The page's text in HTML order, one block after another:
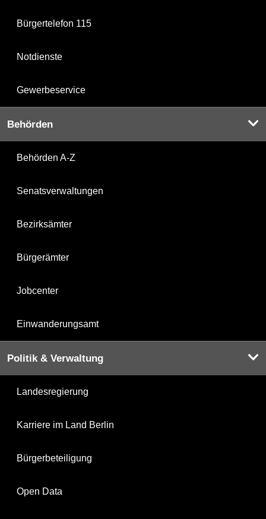
Bürgertelefon 115
Notdienste
Gewerbeservice
Behörden
Behörden A-Z
Senatsverwaltungen
Bezirksämter
Bürgerämter
Jobcenter
Einwanderungsamt
Politik & Verwaltung
Landesregierung
Karriere im Land Berlin
Bürgerbeteiligung
Open Data